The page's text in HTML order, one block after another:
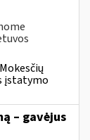
Mokesčių
įstatymo
– gavėjus